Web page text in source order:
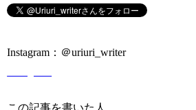
Instagram：＠uriuri_writer
この記事を書いた人